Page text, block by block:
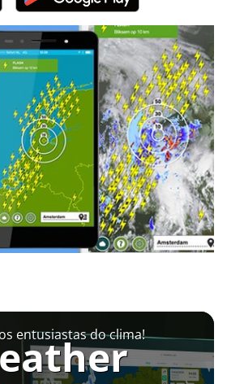
entusiastas do clima!